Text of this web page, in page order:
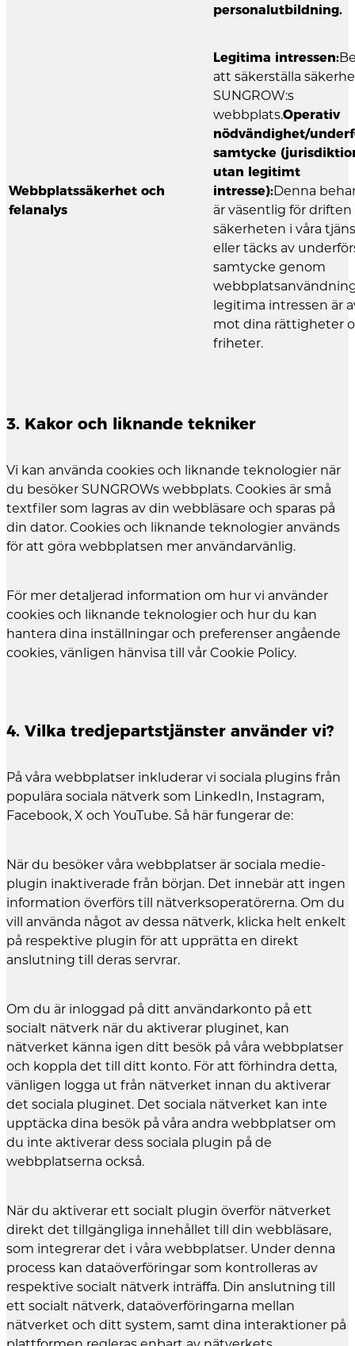
personalutbildning.
Webbplatssäkerhet och
felanalys
Legitima intressen:
att säkerställa
SUNGROW:s
webbplats.Operativ
nödvändighet/
samtycke
utan legitimt
intresse):Denna
är väsentlig för driften
säkerheten i våra
eller täcks av
samtycke genom
legitima intressen är
mot dina rättigheter
friheter.
3. Kakor och liknande tekniker
Vi kan använda cookies och liknande teknologier när
du besöker SUNGROWs webbplats. Cookies är små
textfiler som lagras av din webbläsare och sparas på
din dator. Cookies och liknande teknologier används
för att göra webbplatsen mer användarvänlig.
För mer detaljerad information om hur vi använder
cookies och liknande teknologier och hur du kan
hantera dina inställningar och preferenser angående
cookies, vänligen hänvisa till vår Cookie Policy.
4. Vilka tredjepartstjänster använder vi?
På våra webbplatser inkluderar vi sociala plugins från
populära sociala nätverk som LinkedIn, Instagram,
Facebook, X och YouTube. Så här fungerar de:
När du besöker våra webbplatser är sociala medie-
plugin inaktiverade från början. Det innebär att ingen
information överförs till nätverksoperatörerna. Om du
vill använda något av dessa nätverk, klicka helt enkelt
på respektive plugin för att upprätta en direkt
anslutning till deras servrar.
Om du är inloggad på ditt användarkonto på ett
socialt nätverk när du aktiverar pluginet, kan
nätverket känna igen ditt besök på våra webbplatser
och koppla det till ditt konto. För att förhindra detta,
vänligen logga ut från nätverket innan du aktiverar
det sociala pluginet. Det sociala nätverket kan inte
upptäcka dina besök på våra andra webbplatser om
du inte aktiverar dess sociala plugin på de
webbplatserna också.
När du aktiverar ett socialt plugin överför nätverket
direkt det tillgängliga innehållet till din webbläsare,
som integrerar det i våra webbplatser. Under denna
process kan dataöverföringar som kontrolleras av
respektive socialt nätverk inträffa. Din anslutning till
ett socialt nätverk, dataöverföringarna mellan
nätverket och ditt system, samt dina interaktioner på